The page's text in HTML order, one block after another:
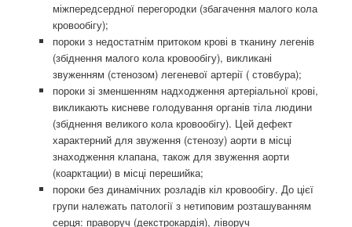
міжпередсердної перегородки (збагачення малого кола
кровообігу);
пороки з недостатнім притоком крові в тканину легенів
(збіднення малого кола кровообігу), викликані
звуженням (стенозом) легеневої артерії ( стовбура);
пороки зі зменшенням надходження артеріальної крові,
викликають кисневе голодування органів тіла людини
(збіднення великого кола кровообігу). Цей дефект
характерний для звуження (стенозу) аорти в місці
знаходження клапана, також для звуження аорти
(коарктации) в місці перешийка;
пороки без динамічних розладів кіл кровообігу. До цієї
групи належать патології з нетиповим розташуванням
серця: праворуч (декстрокардія), ліворуч